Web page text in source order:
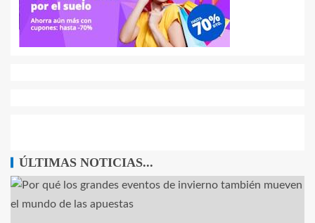
ÚLTIMAS NOTICIAS...